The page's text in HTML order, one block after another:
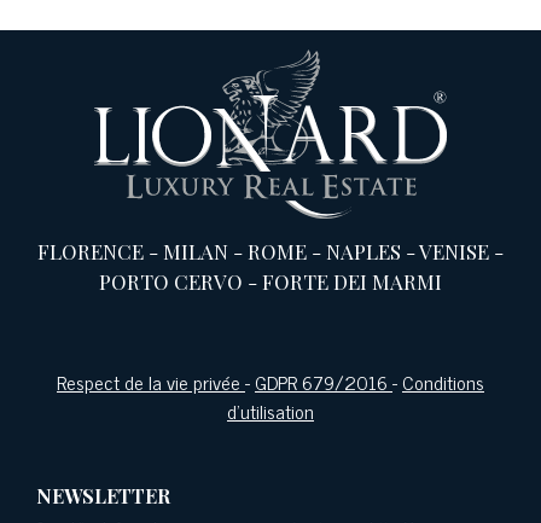
FLORENCE -MILAN -ROME -NAPLES -VENISE -
PORTO CERVO -FORTE DEI MARMI
Respect de la vie privée-GDPR 679/2016-Conditions
d'utilisation
NEWSLETTER